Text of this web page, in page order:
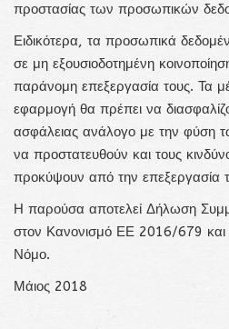
προστασίας των προσωπικών
Ειδικότερα, τα προσωπικά
σε μη εξουσιοδοτημένη
παράνομη επεξεργασία τους. Τα
εφαρμογή θα πρέπει να
ασφάλειας ανάλογο με την φύση
να προστατευθούν και τους
προκύψουν από την επεξεργασία
Η παρούσα αποτελεί Δήλωση
στον Κανονισμό ΕΕ 2016/679 και
Νόμο.
Μάιος 2018